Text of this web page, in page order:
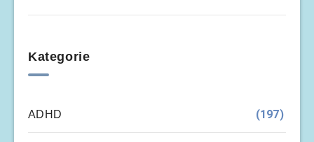
Kategorie
ADHD (197)